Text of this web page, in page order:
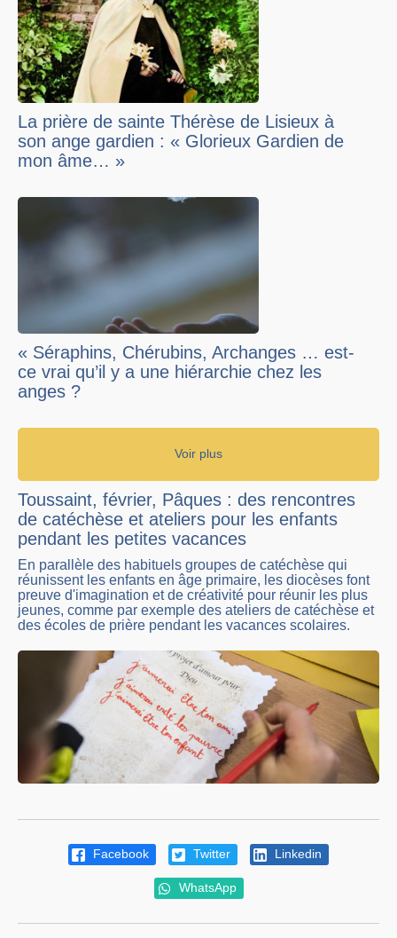
La prière de sainte Thérèse de Lisieux à
son ange gardien : « Glorieux Gardien de
mon âme… »
« Séraphins, Chérubins, Archanges … est-
ce vrai qu’il y a une hiérarchie chez les
anges ?
Voir plus
Toussaint, février, Pâques : des rencontres
de catéchèse et ateliers pour les enfants
pendant les petites vacances
En parallèle des habituels groupes de catéchèse qui
réunissent les enfants en âge primaire, les diocèses font
preuve d'imagination et de créativité pour réunir les plus
jeunes, comme par exemple des ateliers de catéchèse et
des écoles de prière pendant les vacances scolaires.
Facebook Twitter Linkedin
WhatsApp